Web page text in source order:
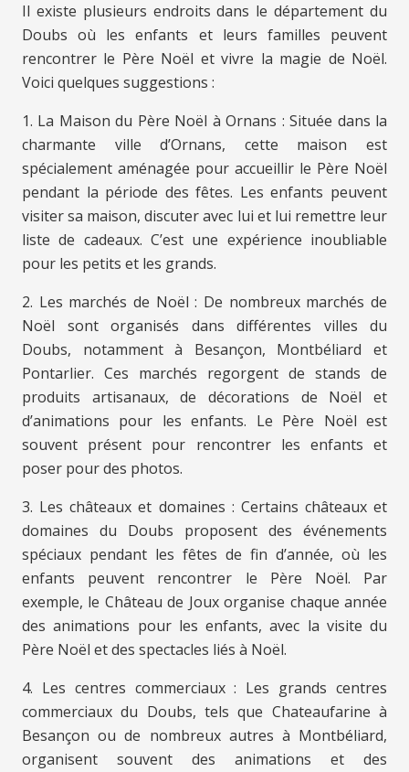
Il existe plusieurs endroits dans le département du
Doubs où les enfants et leurs familles peuvent
rencontrer le Père Noël et vivre la magie de Noël.
Voici quelques suggestions :
1. La Maison du Père Noël à Ornans : Située dans la
charmante ville d’Ornans, cette maison est
spécialement aménagée pour accueillir le Père Noël
pendant la période des fêtes. Les enfants peuvent
visiter sa maison, discuter avec lui et lui remettre leur
liste de cadeaux. C’est une expérience inoubliable
pour les petits et les grands.
2. Les marchés de Noël : De nombreux marchés de
Noël sont organisés dans différentes villes du
Doubs, notamment à Besançon, Montbéliard et
Pontarlier. Ces marchés regorgent de stands de
produits artisanaux, de décorations de Noël et
d’animations pour les enfants. Le Père Noël est
souvent présent pour rencontrer les enfants et
poser pour des photos.
3. Les châteaux et domaines : Certains châteaux et
domaines du Doubs proposent des événements
spéciaux pendant les fêtes de fin d’année, où les
enfants peuvent rencontrer le Père Noël. Par
exemple, le Château de Joux organise chaque année
des animations pour les enfants, avec la visite du
Père Noël et des spectacles liés à Noël.
4. Les centres commerciaux : Les grands centres
commerciaux du Doubs, tels que Chateaufarine à
Besançon ou de nombreux autres à Montbéliard,
organisent souvent des animations et des